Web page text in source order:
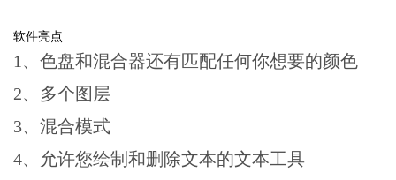
软件亮点
1、色盘和混合器还有匹配任何你想要的颜色
2、多个图层
3、混合模式
4、允许您绘制和删除文本的文本工具